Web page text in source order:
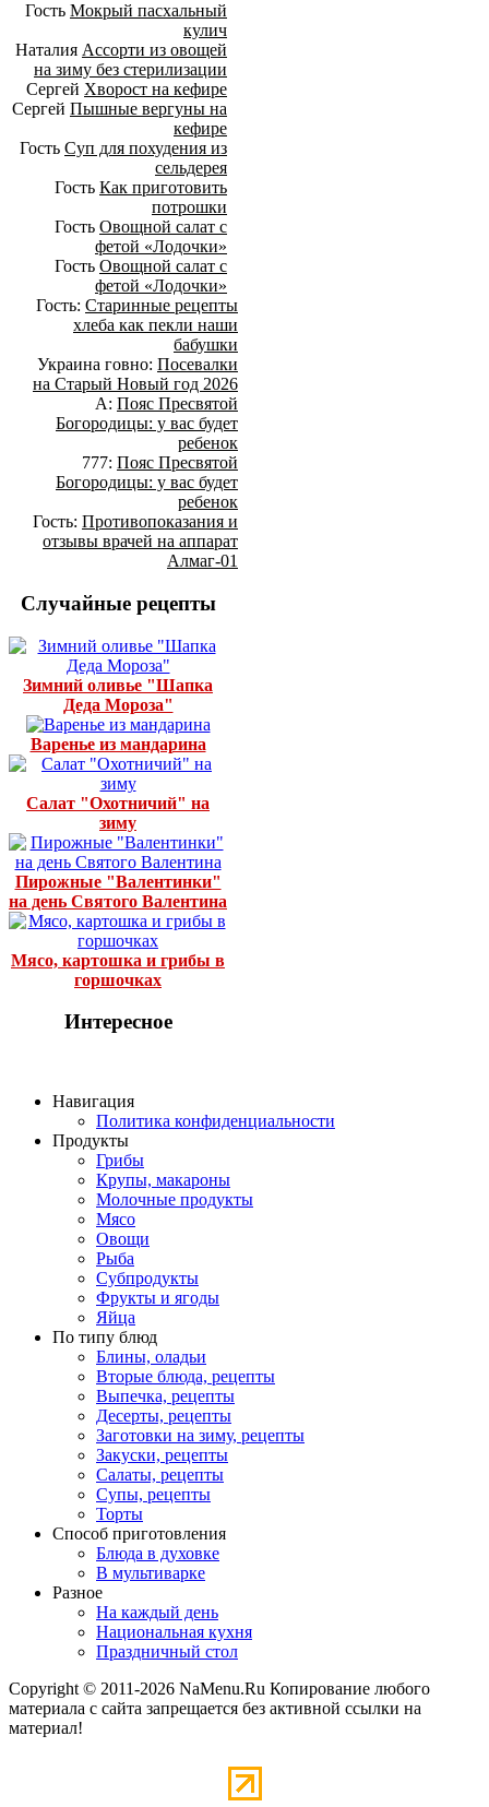
Гость Мокрый пасхальный
кулич
Наталия Ассорти из овощей
на зиму без стерилизации
Сергей Хворост на кефире
Сергей Пышные вергуны на
кефире
Гость Суп для похудения из
сельдерея
Гость Как приготовить
потрошки
Гость Овощной салат с
фетой «Лодочки»
Гость Овощной салат с
фетой «Лодочки»
Гость: Старинные рецепты
хлеба как пекли наши
бабушки
Украина говно: Посевалки
на Старый Новый год 2026
А: Пояс Пресвятой
Богородицы: у вас будет
ребенок
777: Пояс Пресвятой
Богородицы: у вас будет
ребенок
Гость: Противопоказания и
отзывы врачей на аппарат
Алмаг-01
Случайные рецепты
Зимний оливье "Шапка
Деда Мороза"
Варенье из мандарина
Салат "Охотничий" на
зиму
Пирожные "Валентинки"
на день Святого Валентина
Мясо, картошка и грибы в
горшочках
Интересное
Навигация
Политика конфиденциальности
Продукты
Грибы
Крупы, макароны
Молочные продукты
Мясо
Овощи
Рыба
Субпродукты
Фрукты и ягоды
Яйца
По типу блюд
Блины, оладьи
Вторые блюда, рецепты
Выпечка, рецепты
Десерты, рецепты
Заготовки на зиму, рецепты
Закуски, рецепты
Салаты, рецепты
Супы, рецепты
Торты
Способ приготовления
Блюда в духовке
В мультиварке
Разное
На каждый день
Национальная кухня
Праздничный стол
Copyright © 2011-2026 NaMenu.Ru Копирование любого
материала с сайта запрещается без активной ссылки на
материал!